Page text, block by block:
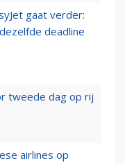
gaat verder:
deadline
tweede dag op rij
airlines op